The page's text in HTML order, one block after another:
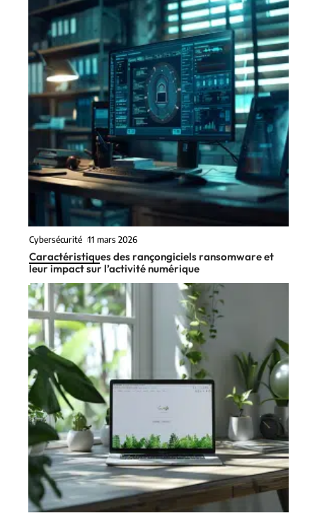
Cybersécurité 11 mars 2026
Caractéristiques des rançongiciels ransomware et
leur impact sur l’activité numérique